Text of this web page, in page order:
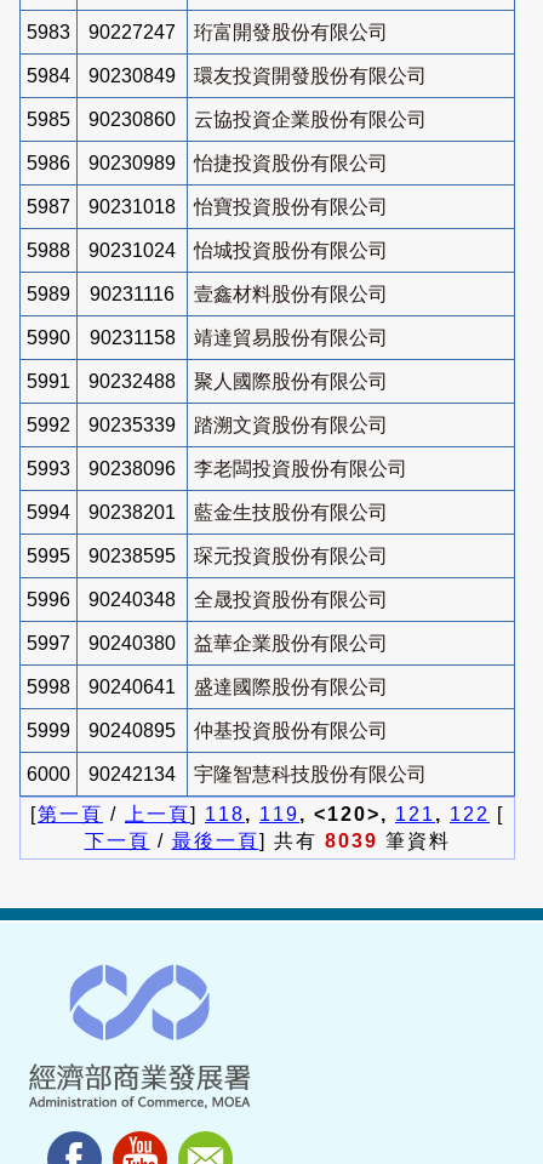
5983 90227247 珩富開發股份有限公司
5984 90230849 環友投資開發股份有限公司
5985 90230860 云協投資企業股份有限公司
5986 90230989 怡捷投資股份有限公司
5987 90231018 怡寶投資股份有限公司
5988 90231024 怡城投資股份有限公司
5989 90231116 壹鑫材料股份有限公司
5990 90231158 靖達貿易股份有限公司
5991 90232488 聚人國際股份有限公司
5992 90235339 踏溯文資股份有限公司
5993 90238096 李老闆投資股份有限公司
5994 90238201 藍金生技股份有限公司
5995 90238595 琛元投資股份有限公司
5996 90240348 全晟投資股份有限公司
5997 90240380 益華企業股份有限公司
5998 90240641 盛達國際股份有限公司
5999 90240895 仲基投資股份有限公司
6000 90242134
宇隆智慧科技股份有限公司
[第一頁 / 上一頁] 118, 119, <120>, 121 , 122
[
下一頁 / 最後一頁] 共有 8039 筆資料